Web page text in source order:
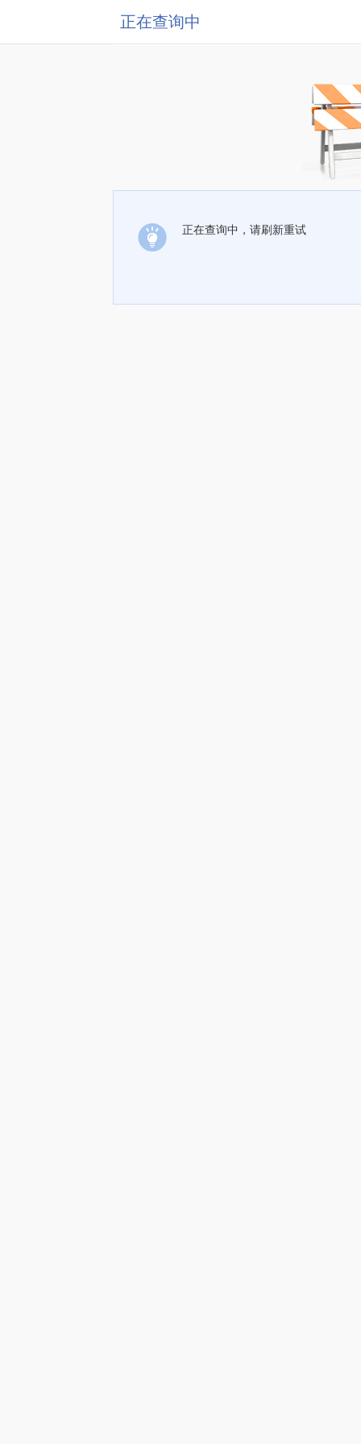
正在查询中
正在查询中，请刷新重试